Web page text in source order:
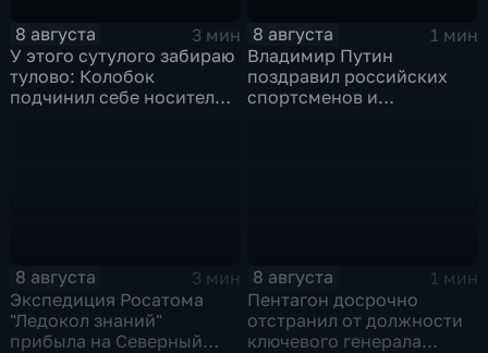
8 августа
3 мин
У этого сутулого забираю
тулово: Колобок
подчинил себе носителя в
8 августа
1 мин
Владимир Путин
поздравил российских
спортсменов и
8 августа
3 мин
Экспедиция Росатома
"Ледокол знаний"
прибыла на Северный
8 августа
1 мин
Пентагон досрочно
отстранил от должности
ключевого генерала